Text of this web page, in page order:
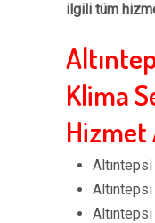
ilgili tüm
Klima
Hizmet
Altıntepsi